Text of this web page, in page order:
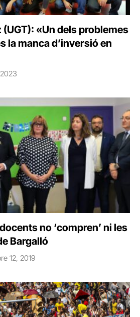
«Un dels problemes
la manca d’inversió en
no ‘compren’ ni les
Bargalló
12, 2019